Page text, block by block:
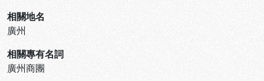
相關地名
廣州
相關專有名詞
廣州商團